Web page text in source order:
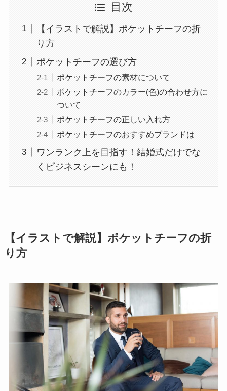
目次
【イラストで解説】ポケットチーフの折
り方
ポケットチーフの選び方
ポケットチーフの素材について
ポケットチーフのカラー(色)の合わせ方に
ついて
ポケットチーフの正しい入れ方
ポケットチーフのおすすめブランドは
ワンランク上を目指す！結婚式だけでな
くビジネスシーンにも！
【イラストで解説】ポケットチーフの折
り方